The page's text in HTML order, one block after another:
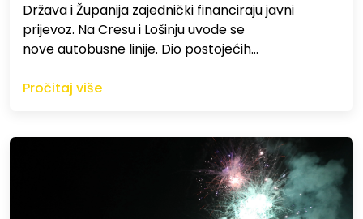
Država i Županija zajednički financiraju javni
prijevoz. Na Cresu i Lošinju uvode se
nove autobusne linije. Dio postojećih…
Pročitaj više